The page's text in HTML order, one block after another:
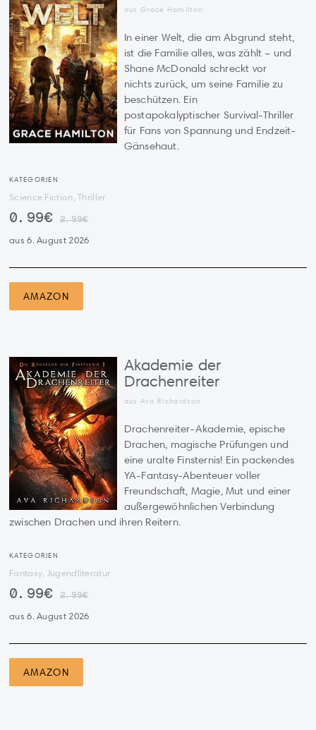
aus Grace Hamilton
In einer Welt, die am Abgrund steht,
ist die Familie alles, was zählt – und
Shane McDonald schreckt vor
nichts zurück, um seine Familie zu
beschützen. Ein
postapokalyptischer Survival-Thriller
für Fans von Spannung und Endzeit-
Gänsehaut.
KATEGORIEN
Science Fiction, Thriller
0.99€ 2.99€
aus 6. August 2026
AMAZON
Akademie der
Drachenreiter
aus Ava Richardson
Drachenreiter-Akademie, epische
Drachen, magische Prüfungen und
eine uralte Finsternis! Ein packendes
YA-Fantasy-Abenteuer voller
Freundschaft, Magie, Mut und einer
außergewöhnlichen Verbindung
zwischen Drachen und ihren Reitern.
KATEGORIEN
Fantasy, Jugendliteratur
0.99€ 2.99€
aus 6. August 2026
AMAZON